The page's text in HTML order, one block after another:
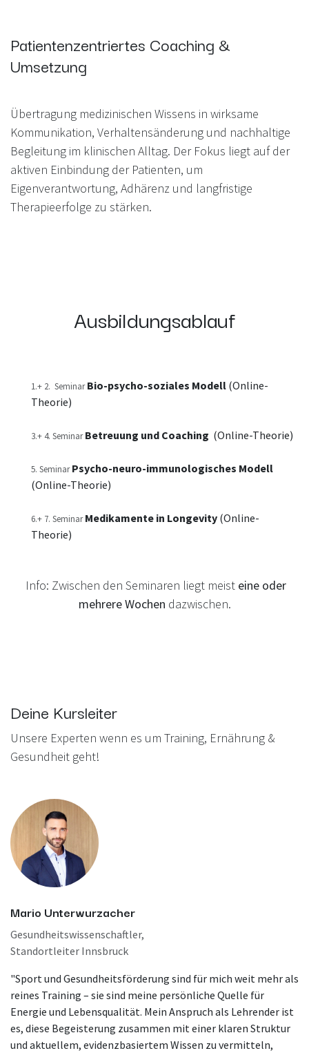
Patientenzentriertes Coaching &
Umsetzung
Übertragung medizinischen Wissens in wirksame
Kommunikation, Verhaltensänderung und nachhaltige
Begleitung im klinischen Alltag. Der Fokus liegt auf der
aktiven Einbindung der Patienten, um
Eigenverantwortung, Adhärenz und langfristige
Therapieerfolge zu stärken.
Ausbildungsablauf
1.+ 2. Seminar Bio-psycho-soziales Modell (Online-
Theorie)
3.+ 4. Seminar Betreuung und Coaching (Online-Theorie)
5. Seminar Psycho-neuro-immunologisches Modell
(Online-Theorie)
6.+ 7. SeminarMedikamente in Longevity (Online-
Theorie)
Info: Zwischen den Seminaren liegt meist eine oder
mehrere Wochen dazwischen.
Deine Kursleiter
Unsere Experten wenn es um Training, Ernährung &
Gesundheit geht!
Mario Unterwurzacher
Gesundheitswissenschaftler,
Standortleiter Innsbruck
"Sport und Gesundheitsförderung sind für mich weit mehr als
reines Training – sie sind meine persönliche Quelle für
Energie und Lebensqualität. Mein Anspruch als Lehrender ist
es, diese Begeisterung zusammen mit einer klaren Struktur
und aktuellem, evidenzbasiertem Wissen zu vermitteln,